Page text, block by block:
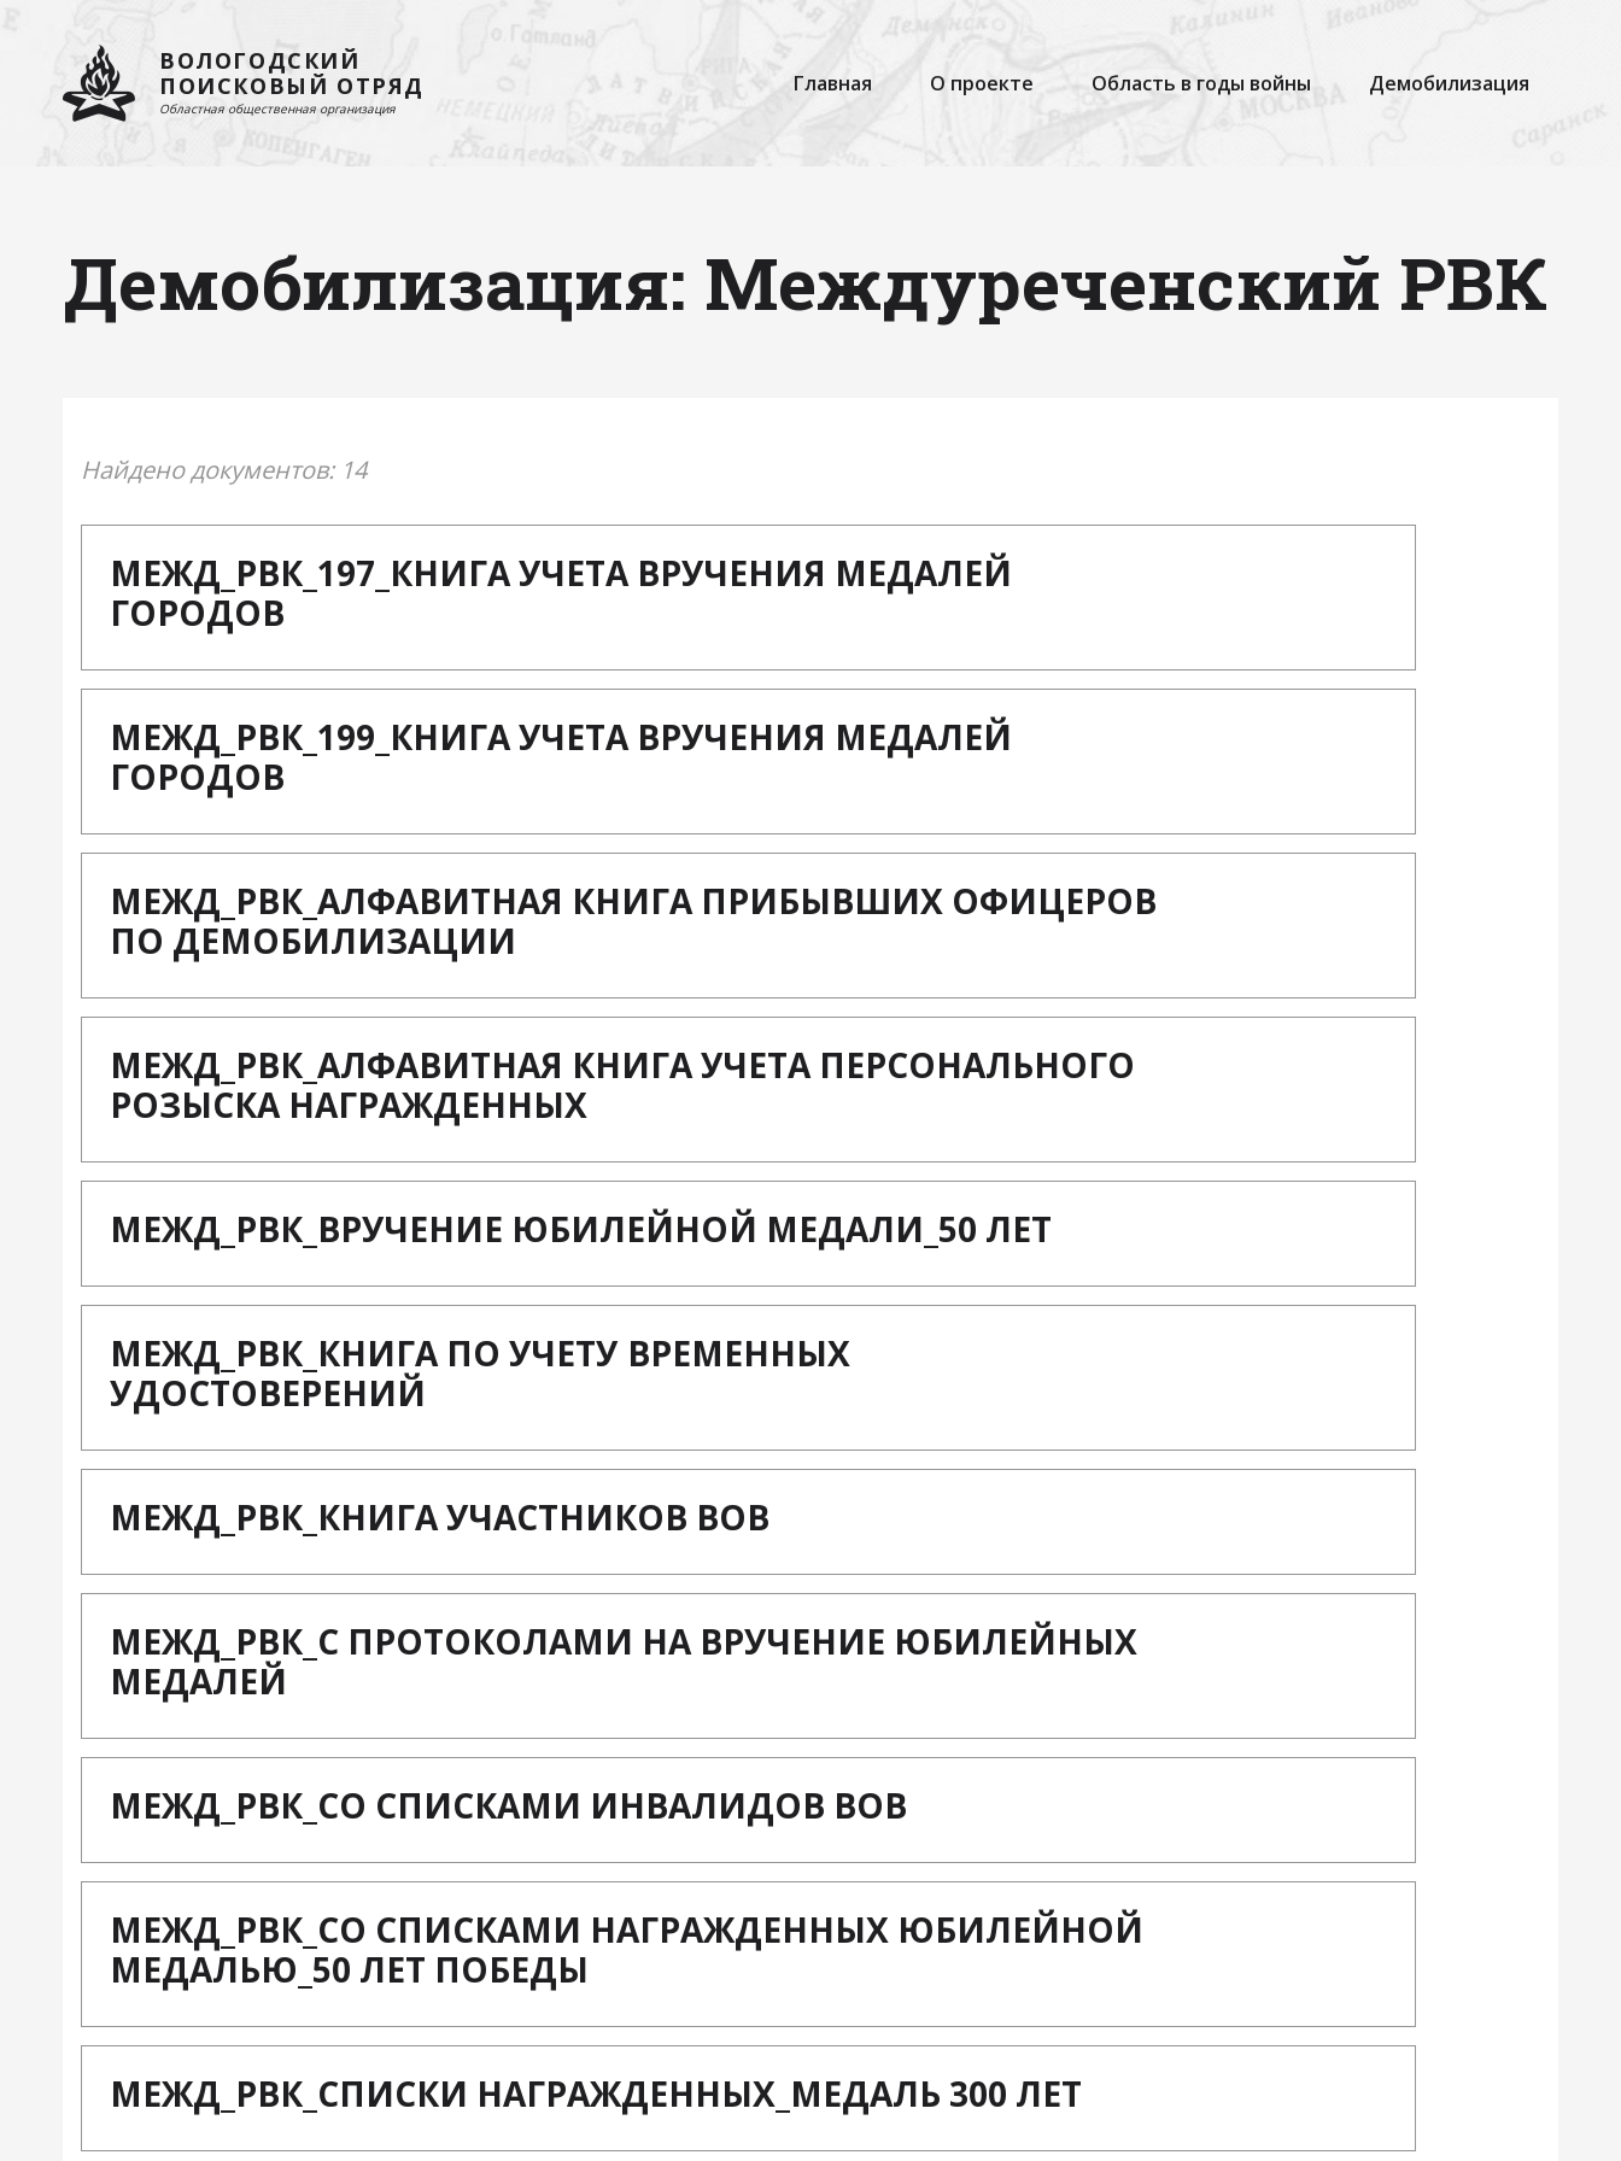
ВОЛОГОДСКИЙ
ПОИСКОВЫЙ ОТРЯД
Областная общественная организация
Главная О проекте Область в годы войны Демобилизация
Демобилизация: Междуреченский РВК
Найдено документов: 14
МЕЖД_РВК_197_КНИГА УЧЕТА ВРУЧЕНИЯ МЕДАЛЕЙ
ГОРОДОВ
МЕЖД_РВК_199_КНИГА УЧЕТА ВРУЧЕНИЯ МЕДАЛЕЙ
ГОРОДОВ
МЕЖД_РВК_АЛФАВИТНАЯ КНИГА ПРИБЫВШИХ ОФИЦЕРОВ
ПО ДЕМОБИЛИЗАЦИИ
МЕЖД_РВК_АЛФАВИТНАЯ КНИГА УЧЕТА ПЕРСОНАЛЬНОГО
РОЗЫСКА НАГРАЖДЕННЫХ
МЕЖД_РВК_ВРУЧЕНИЕ ЮБИЛЕЙНОЙ МЕДАЛИ_50 ЛЕТ
МЕЖД_РВК_КНИГА ПО УЧЕТУ ВРЕМЕННЫХ
УДОСТОВЕРЕНИЙ
МЕЖД_РВК_КНИГА УЧАСТНИКОВ ВОВ
МЕЖД_РВК_С ПРОТОКОЛАМИ НА ВРУЧЕНИЕ ЮБИЛЕЙНЫХ
МЕДАЛЕЙ
МЕЖД_РВК_СО СПИСКАМИ ИНВАЛИДОВ ВОВ
МЕЖД_РВК_СО СПИСКАМИ НАГРАЖДЕННЫХ ЮБИЛЕЙНОЙ
МЕДАЛЬЮ_50 ЛЕТ ПОБЕДЫ
МЕЖД_РВК_СПИСКИ НАГРАЖДЕННЫХ_МЕДАЛЬ 300 ЛЕТ